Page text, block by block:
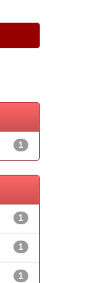
1
1
1
1